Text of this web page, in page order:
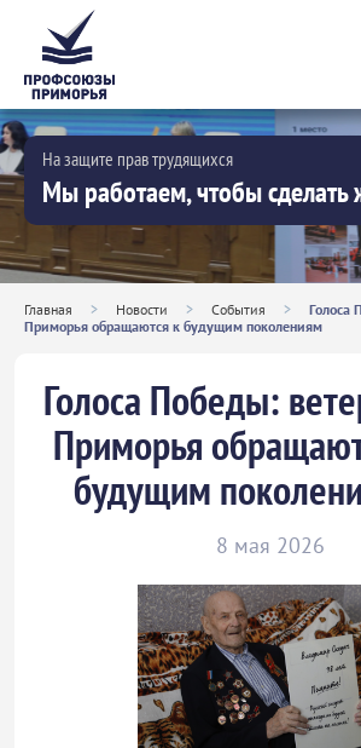
На защите прав трудящихся
Мы работаем, чтобы
Главная > Новости > События >
Голоса
Приморья обращаются к будущим поколениям
Голоса Победы:
Приморья
будущим
8 мая 2026